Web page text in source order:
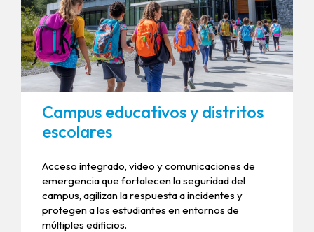
Campus educativos y distritos
escolares
Acceso integrado, video y comunicaciones de
emergencia que fortalecen la seguridad del
campus, agilizan la respuesta a incidentes y
protegen a los estudiantes en entornos de
múltiples edificios.